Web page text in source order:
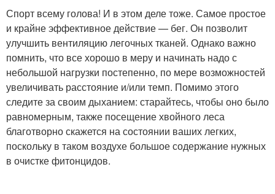
Спорт всему голова! И в этом деле тоже. Самое простое
и крайне эффективное действие — бег. Он позволит
улучшить вентиляцию легочных тканей. Однако важно
помнить, что все хорошо в меру и начинать надо с
небольшой нагрузки постепенно, по мере возможностей
увеличивать расстояние и/или темп. Помимо этого
следите за своим дыханием: старайтесь, чтобы оно было
равномерным, также посещение хвойного леса
благотворно скажется на состоянии ваших легких,
поскольку в таком воздухе большое содержание нужных
в очистке фитонцидов.